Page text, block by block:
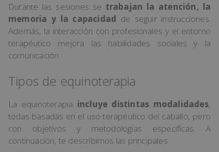
Durante las sesiones se trabajan la atención, la
memoria y la capacidad de seguir instrucciones.
Además, la interacción con profesionales y el entorno
terapéutico mejora las habilidades sociales y la
comunicación.
Tipos de equinoterapia
La equinoterapia incluye distintas modalidades,
todas basadas en el uso terapéutico del caballo, pero
con objetivos y metodologías específicas. A
continuación, te describimos las principales.